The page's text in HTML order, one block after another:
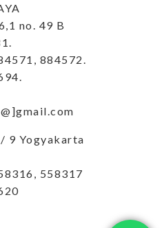
no. 49 B
884572.
9 Yogyakarta
558317